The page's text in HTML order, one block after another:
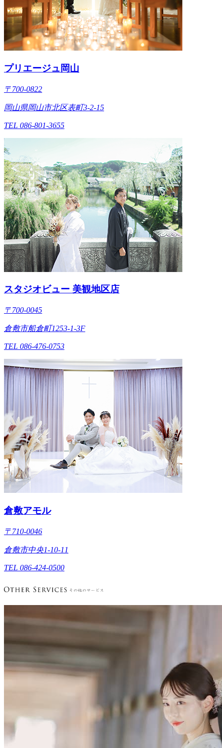
プリエージュ岡山
〒700-0822
岡山県岡山市北区表町3-2-15
TEL 086-801-3655
スタジオビュー 美観地区店
〒700-0045
倉敷市船倉町1253-1-3F
TEL 086-476-0753
倉敷アモル
〒710-0046
倉敷市中央1-10-11
TEL 086-424-0500